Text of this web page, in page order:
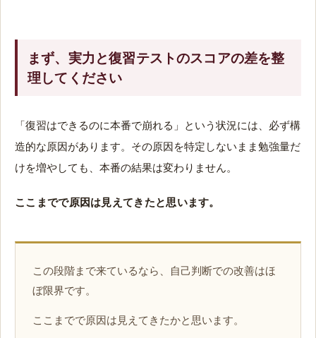
まず、実力と復習テストのスコアの差を整
理してください
「復習はできるのに本番で崩れる」という状況には、必ず構
造的な原因があります。その原因を特定しないまま勉強量だ
けを増やしても、本番の結果は変わりません。
ここまでで原因は見えてきたと思います。
この段階まで来ているなら、自己判断での改善はほ
ぼ限界です。
ここまでで原因は見えてきたかと思います。